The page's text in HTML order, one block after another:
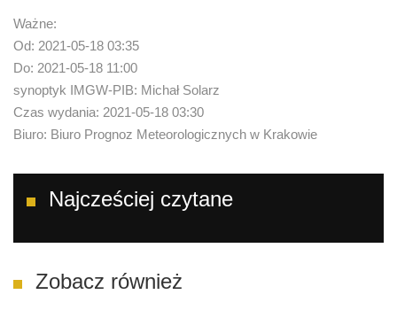
Ważne:
Od: 2021-05-18 03:35
Do: 2021-05-18 11:00
synoptyk IMGW-PIB: Michał Solarz
Czas wydania: 2021-05-18 03:30
Biuro: Biuro Prognoz Meteorologicznych w Krakowie
Najcześciej czytane
Zobacz również